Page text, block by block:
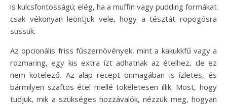
is kulcsfontosságú; elég, ha a muffin vagy pudding formákat
csak vékonyan leöntjük vele, hogy a tésztát ropogósra
süssük.
Az opcionális friss fűszernövények, mint a kakukkfű vagy a
rozmaring, egy kis extra ízt adhatnak az ételhez, de ez
nem kötelező. Az alap recept önmagában is ízletes, és
bármilyen szaftos étel mellé tökéletesen illik. Most, hogy
tudjuk, mik a szükséges hozzávalók, nézzük meg, hogyan